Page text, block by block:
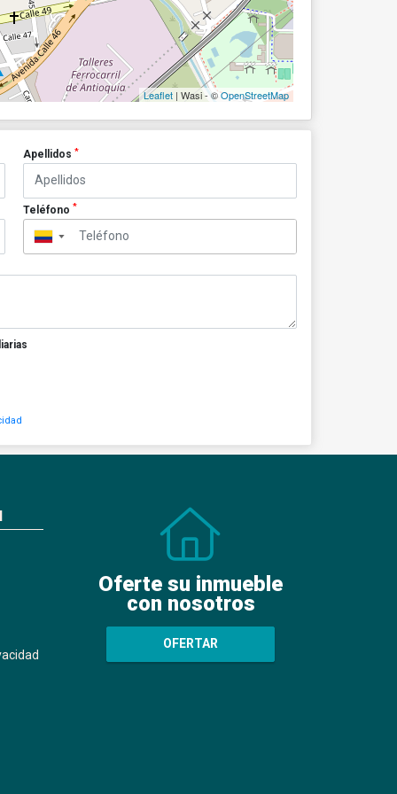
Leaflet | Wasi - ©OpenStreetMap
Apellidos *
Teléfono *
▼
Oferte su inmueble
con nosotros
OFERTAR